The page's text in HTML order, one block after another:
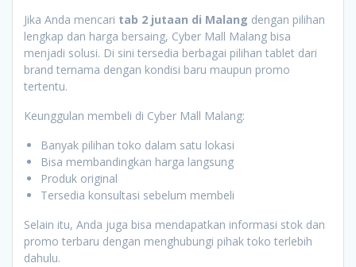
Jika Anda mencari tab 2 jutaan di Malang dengan pilihan
lengkap dan harga bersaing, Cyber Mall Malang bisa
menjadi solusi. Di sini tersedia berbagai pilihan tablet dari
brand ternama dengan kondisi baru maupun promo
tertentu.
Keunggulan membeli di Cyber Mall Malang:
Banyak pilihan toko dalam satu lokasi
Bisa membandingkan harga langsung
Produk original
Tersedia konsultasi sebelum membeli
Selain itu, Anda juga bisa mendapatkan informasi stok dan
promo terbaru dengan menghubungi pihak toko terlebih
dahulu.